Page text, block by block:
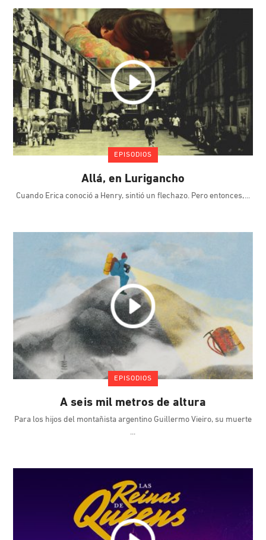
EPISODIOS
Allá, en Lurigancho
Cuando Erica conoció a Henry, sintió un flechazo. Pero entonces,
EPISODIOS
A seis mil metros de altura
Para los hijos del montañista argentino Guillermo Vieiro, su muerte